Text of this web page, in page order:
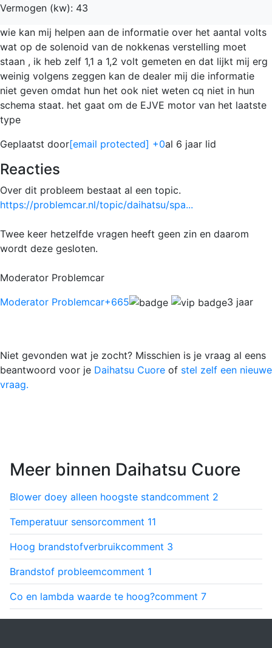
Vermogen (kw): 43
wie kan mij helpen aan de informatie over het aantal volts
wat op de solenoid van de nokkenas verstelling moet
staan , ik heb zelf 1,1 a 1,2 volt gemeten en dat lijkt mij erg
weinig volgens zeggen kan de dealer mij die informatie
niet geven omdat hun het ook niet weten cq niet in hun
schema staat. het gaat om de EJVE motor van het laatste
type
Geplaatst door[email protected] +0al 6 jaar lid
Reacties
Over dit probleem bestaat al een topic.
https://problemcar.nl/topic/daihatsu/spa...
Twee keer hetzelfde vragen heeft geen zin en daarom
wordt deze gesloten.
Moderator Problemcar
Moderator Problemcar+665 3 jaar
Niet gevonden wat je zocht? Misschien is je vraag al eens
beantwoord voor je Daihatsu Cuore of stel zelf een nieuwe
vraag.
Meer binnen Daihatsu Cuore
Blower doey alleen hoogste standcomment 2
Temperatuur sensorcomment 11
Hoog brandstofverbruikcomment 3
Brandstof probleemcomment 1
Co en lambda waarde te hoog?comment 7